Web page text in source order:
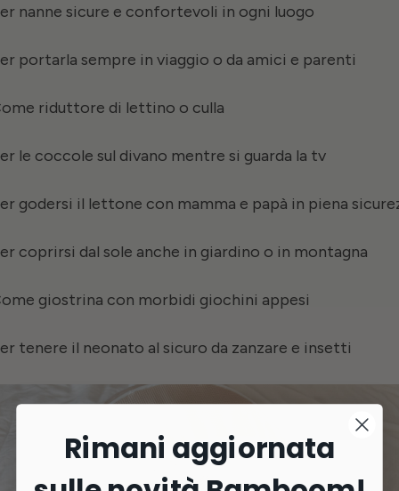
nanne sicure e confortevoli in ogni luogo
portarla sempre in viaggio o da amici e parenti
riduttore di lettino o culla
le coccole sul divano mentre si guarda la tv
godersi il lettone con mamma e papà in piena
coprirsi dal sole anche in giardino o in montagna
giostrina con morbidi giochini appesi
tenere il neonato al sicuro da zanzare e insetti
Rimani aggiornata